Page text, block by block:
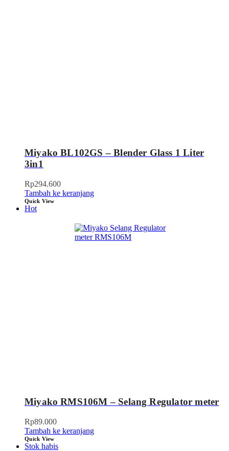
Miyako BL102GS – Blender Glass 1 Liter
3in1
Rp294.600
Tambah ke keranjang
Quick View
Hot
Miyako RMS106M – Selang Regulator meter
Rp89.000
Tambah ke keranjang
Quick View
Stok habis